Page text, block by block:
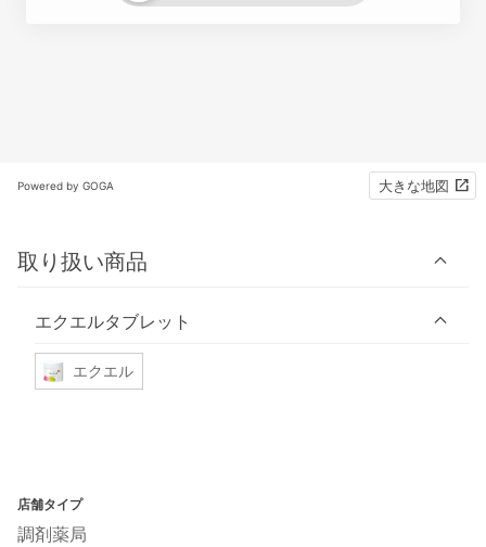
Powered by GOGA 大きな地図
取り扱い商品
エクエルタブレット
エクエル
店舗タイプ
調剤薬局